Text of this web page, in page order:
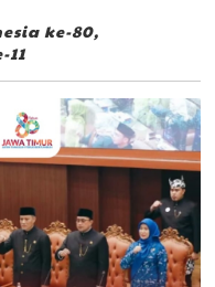
ke-80,